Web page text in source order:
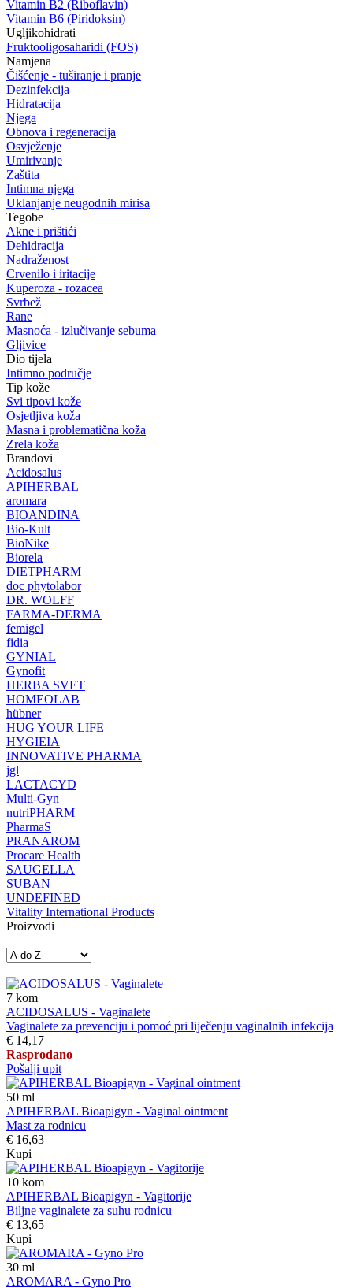
Vitamin B2 (Riboflavin)
Vitamin B6 (Piridoksin)
Ugljikohidrati
Fruktooligosaharidi (FOS)
Namjena
Čišćenje - tuširanje i pranje
Dezinfekcija
Hidratacija
Njega
Obnova i regeneracija
Osvježenje
Umirivanje
Zaštita
Intimna njega
Uklanjanje neugodnih mirisa
Tegobe
Akne i prištići
Dehidracija
Nadraženost
Crvenilo i iritacije
Kuperoza - rozacea
Svrbež
Rane
Masnoća - izlučivanje sebuma
Gljivice
Dio tijela
Intimno područje
Tip kože
Svi tipovi kože
Osjetljiva koža
Masna i problematična koža
Zrela koža
Brandovi
Acidosalus
APIHERBAL
aromara
BIOANDINA
Bio-Kult
BioNike
Biorela
DIETPHARM
doc phytolabor
DR. WOLFF
FARMA-DERMA
femigel
fidia
GYNIAL
Gynofit
HERBA SVET
HOMEOLAB
hübner
HUG YOUR LIFE
HYGIEIA
INNOVATIVE PHARMA
jgl
LACTACYD
Multi-Gyn
nutriPHARM
PharmaS
PRANAROM
Procare Health
SAUGELLA
SUBAN
UNDEFINED
Vitality International Products
Proizvodi
7 kom
ACIDOSALUS - Vaginalete
Vaginalete za prevenciju i pomoć pri liječenju vaginalnih infekcija
€ 14,17
Rasprodano
Pošalji upit
50 ml
APIHERBAL Bioapigyn - Vaginal ointment
Mast za rodnicu
€ 16,63
Kupi
10 kom
APIHERBAL Bioapigyn - Vagitorije
Biljne vaginalete za suhu rodnicu
€ 13,65
Kupi
30 ml
AROMARA - Gyno Pro